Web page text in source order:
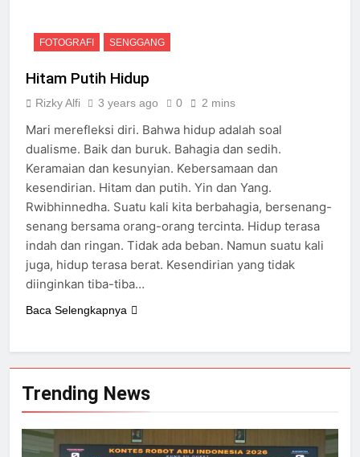
Trending News
FOTOGRAFI SENGGANG
Hitam Putih Hidup
Rizky Alfi 3 years ago 0 2 mins
Mari merefleksi diri. Bahwa hidup adalah soal
dualisme. Baik dan buruk. Bahagia dan sedih.
Keramaian dan kesunyian. Kebersamaan dan
kesendirian. Hitam dan putih. Yin dan Yang.
Rwibhinnedha. Suatu kali kita berbahagia, bersenang-
senang bersama orang-orang tercinta. Hidup terasa
indah dan ringan. Tidak ada beban. Namun suatu kali
juga, hidup terasa berat. Kesendirian yang tidak
diinginkan tiba-tiba…
Baca Selengkapnya